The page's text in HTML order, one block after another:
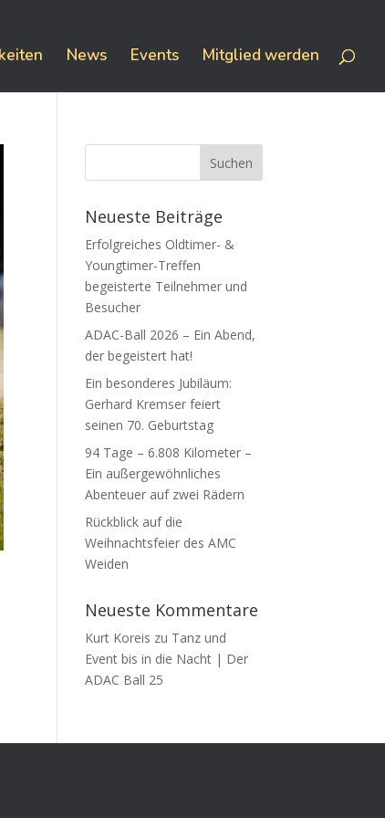
News Events Mitglied werden
Neueste Beiträge
Erfolgreiches Oldtimer- &
Youngtimer-Treffen
begeisterte Teilnehmer und
Besucher
ADAC-Ball 2026 – Ein Abend,
der begeistert hat!
Ein besonderes Jubiläum:
Gerhard Kremser feiert
seinen 70. Geburtstag
94 Tage – 6.808 Kilometer –
Ein außergewöhnliches
Abenteuer auf zwei Rädern
Rückblick auf die
Weihnachtsfeier des AMC
Weiden
Neueste Kommentare
Kurt Koreis zu Tanz und
Event bis in die Nacht | Der
ADAC Ball 25